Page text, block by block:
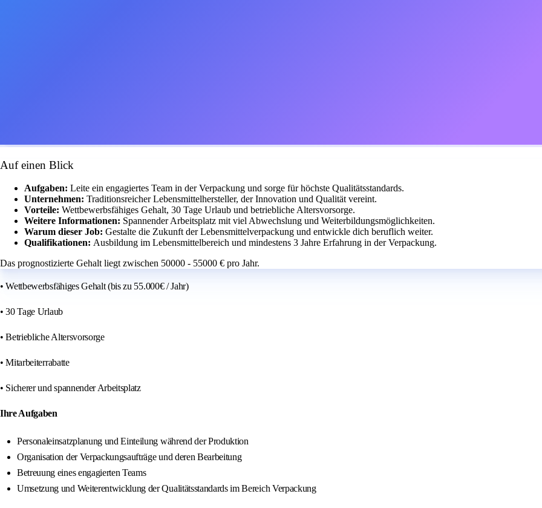
Auf einen Blick
Aufgaben: Leite ein engagiertes Team in der Verpackung und sorge für höchste Qualitätsstandards.
Unternehmen: Traditionsreicher Lebensmittelhersteller, der Innovation und Qualität vereint.
Vorteile: Wettbewerbsfähiges Gehalt, 30 Tage Urlaub und betriebliche Altersvorsorge.
Weitere Informationen: Spannender Arbeitsplatz mit viel Abwechslung und Weiterbildungsmöglichkeiten.
Warum dieser Job: Gestalte die Zukunft der Lebensmittelverpackung und entwickle dich beruflich weiter.
Qualifikationen: Ausbildung im Lebensmittelbereich und mindestens 3 Jahre Erfahrung in der Verpackung.
Das prognostizierte Gehalt liegt zwischen 50000 - 55000 € pro Jahr.
• Wettbewerbsfähiges Gehalt (bis zu 55.000€ / Jahr)
• 30 Tage Urlaub
• Betriebliche Altersvorsorge
• Mitarbeiterrabatte
• Sicherer und spannender Arbeitsplatz
Ihre Aufgaben
Personaleinsatzplanung und Einteilung während der Produktion
Organisation der Verpackungsaufträge und deren Bearbeitung
Betreuung eines engagierten Teams
Umsetzung und Weiterentwicklung der Qualitätsstandards im Bereich Verpackung